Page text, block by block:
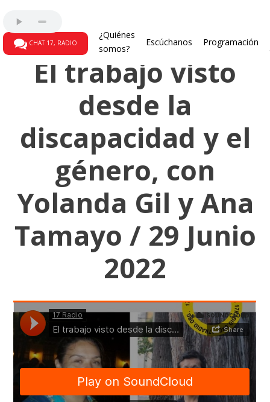
CHAT 17, RADIO
¿Quiénes
somos?
Escúchanos Programación
El trabajo visto
desde la
discapacidad y el
género, con
Yolanda Gil y Ana
Tamayo / 29 Junio
2022